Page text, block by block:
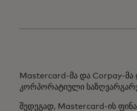
Mastercard-მა და Corpay-
კორპორატიული
შედეგად, Mastercard-ის